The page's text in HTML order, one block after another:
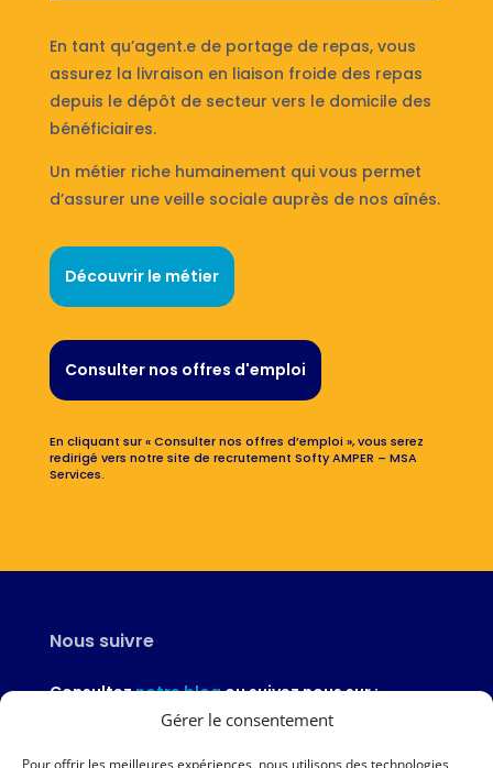
Gérer le consentement
Pour offrir les meilleures expériences, nous utilisons des technologies
En tant qu’agent.e de portage de repas, vous
assurez la livraison en liaison froide des repas
depuis le dépôt de secteur vers le domicile des
bénéficiaires.
Un métier riche humainement qui vous permet
d’assurer une veille sociale auprès de nos aînés.
Découvrir le métier
Consulter nos offres d'emploi
En cliquant sur « Consulter nos offres d’emploi », vous serez
redirigé vers notre site de recrutement Softy AMPER – MSA
Services.
Nous suivre
Consulteznotre blogou suivez nous sur :